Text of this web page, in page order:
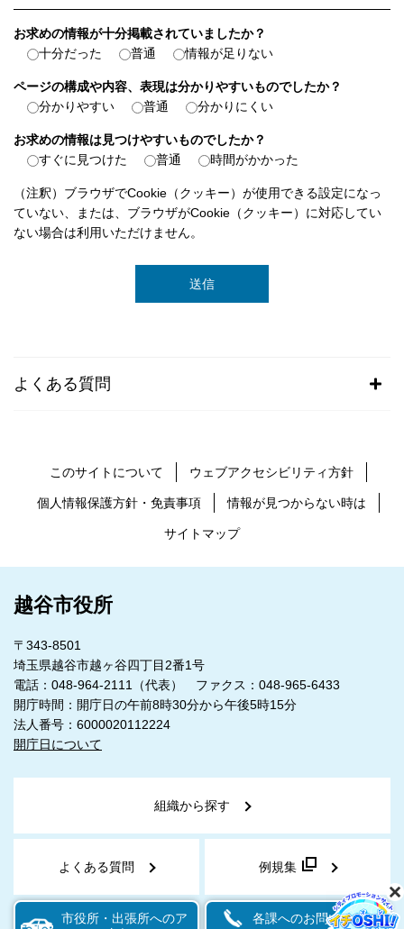
お求めの情報が十分掲載されていましたか？
十分だった
普通 情報が足りない
ページの構成や内容、表現は分かりやすいものでしたか？
分かりやすい
普通 分かりにくい
お求めの情報は見つけやすいものでしたか？
すぐに見つけた
普通 時間がかかった
（注釈）ブラウザでCookie（クッキー）が使用できる設定になっ
ていない、または、ブラウザがCookie（クッキー）に対応してい
ない場合は利用いただけません。
よくある質問
このサイトについて ウェブアクセシビリティ方針
個人情報保護方針・免責事項 情報が見つからない時は
サイトマップ
越谷市役所
〒343-8501
埼玉県越谷市越ヶ谷四丁目2番1号
電話：048-964-2111（代表） ファクス：048-965-6433
開庁時間：開庁日の午前8時30分から午後5時15分
法人番号：6000020112224
開庁日について
組織から探す
よくある質問 例規集
市役所・出張所へのア
各課へのお問い合わせ